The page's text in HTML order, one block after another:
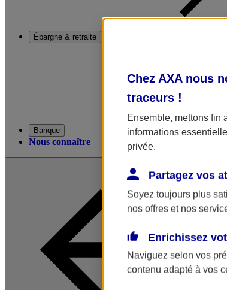
Épargne & retraite
Banque
Nous connaître
Chez AXA nous
traceurs !
Ensemble, mettons fin
informations
privée.
Partagez vos
Soyez toujours plus
nos offres et nos
Enrichissez
Naviguez selon vos
contenu adapté à vos